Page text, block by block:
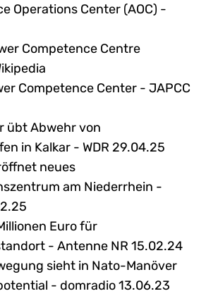
Operations Center (AOC) -
Competence Centre
Competence Center - JAPCC
übt Abwehr von
in Kalkar - WDR 29.04.25
neues
am Niederrhein -
Euro für
- Antenne NR 15.02.24
sieht in Nato-Manöver
- domradio 13.06.23